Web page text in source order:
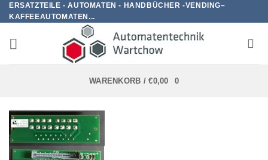
Zum
Inhalt
springen
ERSATZTEILE - AUTOMATEN - HANDBÜCHER -VENDING–
KAFFEEAUTOMATEN...
WARENKORB /€0,00 0